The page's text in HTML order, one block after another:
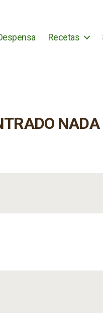
Recetas
NADA